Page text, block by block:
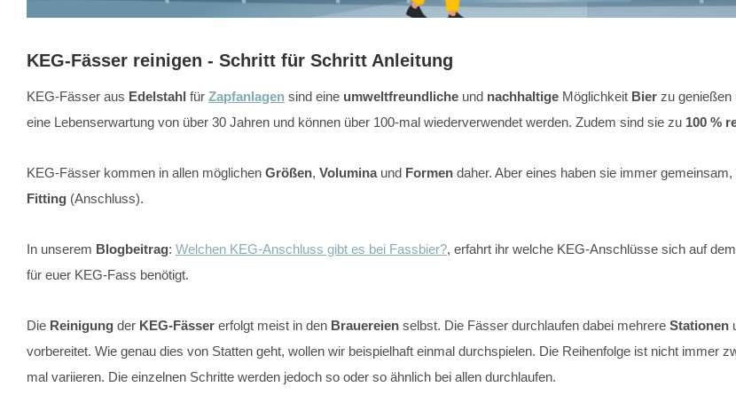
KEG-Fässer reinigen - Schritt für Schritt Anleitung
KEG-Fässer aus Edelstahl für Zapfanlagen sind eine umweltfreundliche und nachhaltige Möglichkeit Bier zu genießen
eine Lebenserwartung von über 30 Jahren und können über 100-mal wiederverwendet werden. Zudem sind sie zu 100 %
KEG-Fässer kommen in allen möglichen Größen, Voluminaund Formen daher. Aber eines haben sie immer
Fitting (Anschluss).
In unserem Blogbeitrag: Welchen KEG-Anschluss gibt es bei Fassbier?, erfahrt ihr welche KEG-Anschlüsse sich auf dem
für euer KEG-Fass benötigt.
Die Reinigung der KEG-Fässer erfolgt meist in den Brauereien selbst. Die Fässer durchlaufen dabei mehrere Stationen
vorbereitet. Wie genau dies von Statten geht, wollen wir beispielhaft einmal durchspielen. Die Reihenfolge ist nicht immer
mal variieren. Die einzelnen Schritte werden jedoch so oder so ähnlich bei allen durchlaufen.